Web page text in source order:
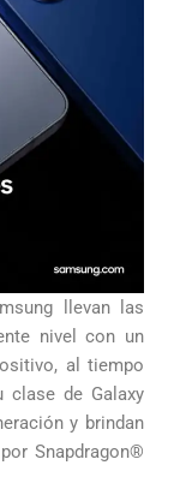
llevan las
nivel con un
al tiempo
de Galaxy
y brindan
Snapdragon®